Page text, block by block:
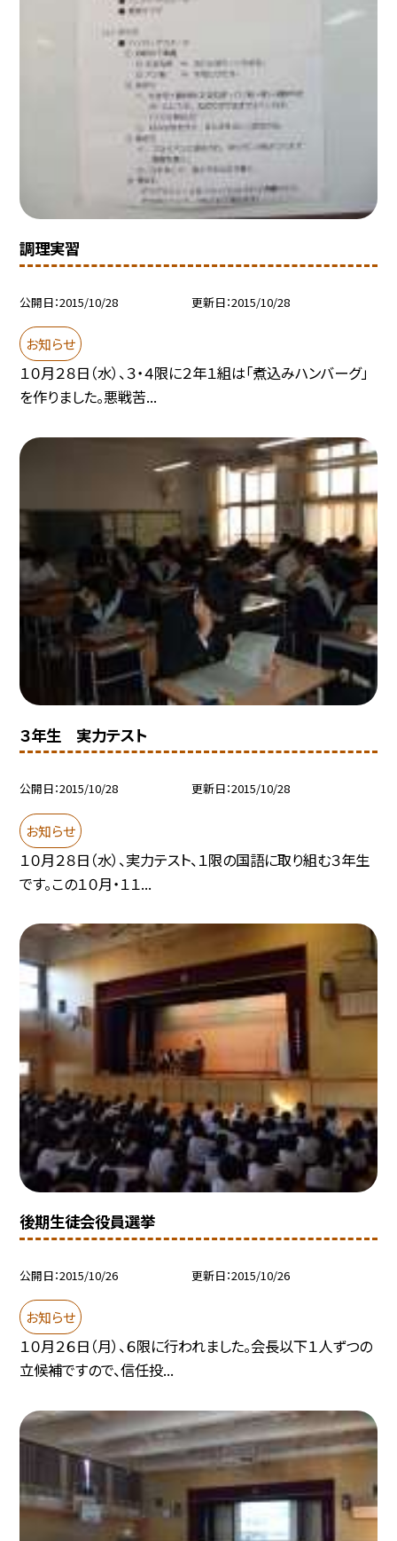
調理実習
公開日 2015/10/28 更新日 2015/10/28
お知らせ
１０月２８日（水）、３・４限に２年１組は「煮込みハンバーグ」
を作りました。悪戦苦...
３年生 実力テスト
公開日 2015/10/28 更新日 2015/10/28
お知らせ
１０月２８日（水）、実力テスト、１限の国語に取り組む３年生
です。この１０月・１１...
後期生徒会役員選挙
公開日 2015/10/26 更新日 2015/10/26
お知らせ
１０月２６日（月）、６限に行われました。会長以下１人ずつの
立候補ですので、信任投...